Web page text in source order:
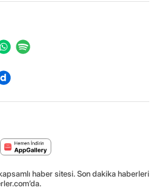
haber sitesi. Son dakika haberleri